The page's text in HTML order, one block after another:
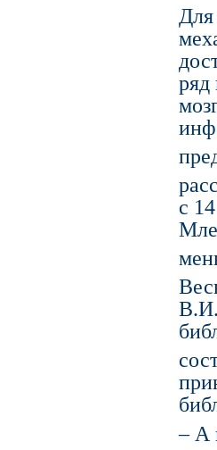
Для
ряд
с
В.И.
– А